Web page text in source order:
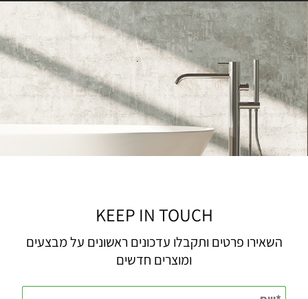
KEEP IN TOUCH
השאירו פרטים ותקבלו עדכונים ראשונים על מבצעים
ומוצרים חדשים